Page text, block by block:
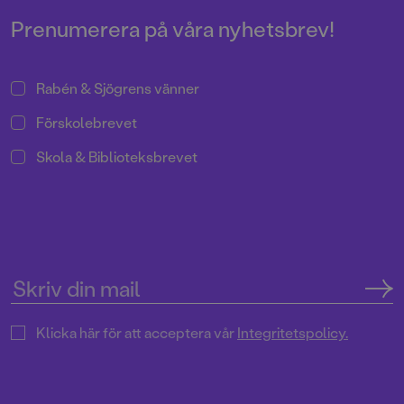
Prenumerera på våra nyhetsbrev!
Rabén & Sjögrens vänner
Förskolebrevet
Skola & Biblioteksbrevet
Klicka här för att acceptera vårIntegritetspolicy.